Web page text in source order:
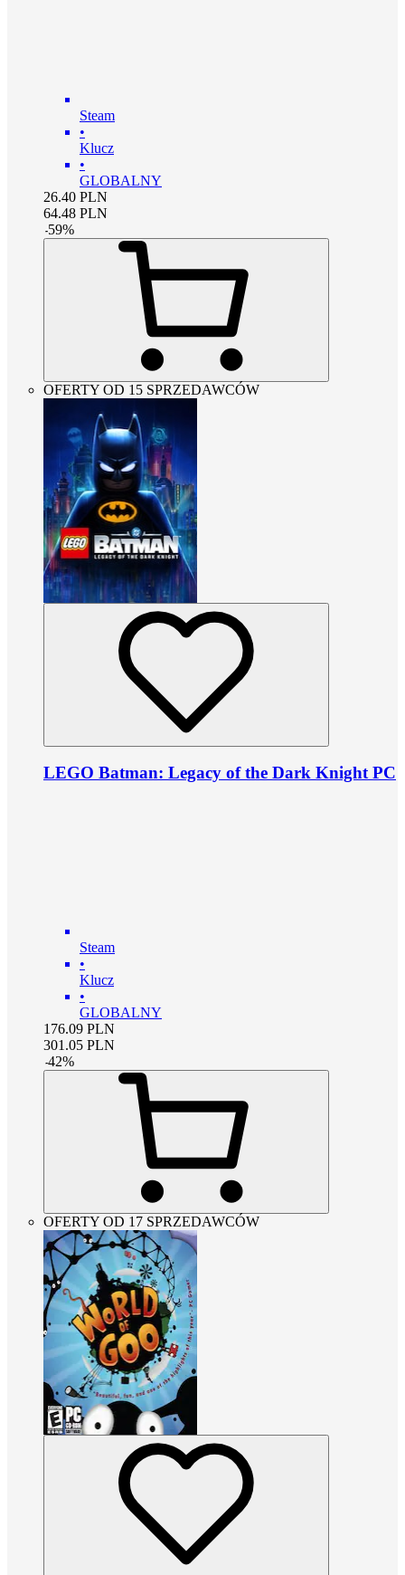
Steam
•
Klucz
•
GLOBALNY
26.40 PLN
64.48 PLN
-59%
OFERTY OD 15 SPRZEDAWCÓW
LEGO Batman: Legacy of the Dark Knight PC
Steam
•
Klucz
•
GLOBALNY
176.09 PLN
301.05 PLN
-42%
OFERTY OD 17 SPRZEDAWCÓW